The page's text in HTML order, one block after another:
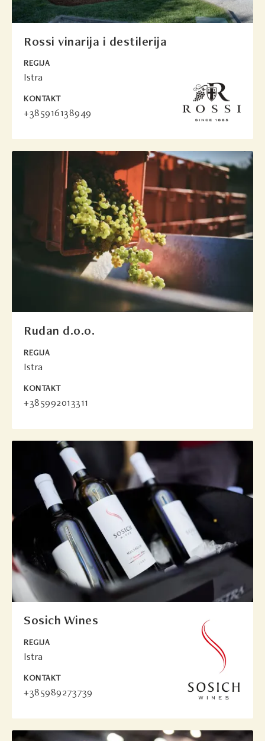
Rossi vinarija i destilerija
REGIJA
Istra
KONTAKT
+385916138949
Rudan d.o.o.
REGIJA
Istra
KONTAKT
+385992013311
Sosich Wines
REGIJA
Istra
KONTAKT
+385989273739